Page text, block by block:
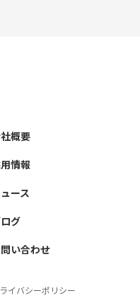
概要
情報
ース
グ
い合わせ
イバシーポリシー